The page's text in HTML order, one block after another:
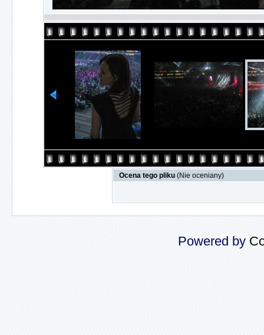
Ocena tego pliku (Nie oceniany)
Powered by